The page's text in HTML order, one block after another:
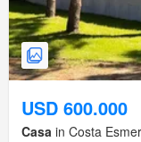
USD 600.000
Casa in Costa